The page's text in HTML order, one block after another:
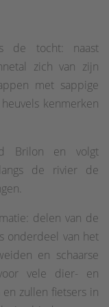
de tocht: naast
zich van zijn
met sappige
kenmerken
Brilon en volgt
de rivier de
delen van de
onderdeel van het
en schaarse
vele dier- en
zullen fietsers in